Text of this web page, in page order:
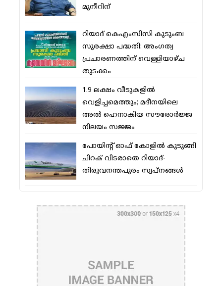
മുനീറിന്
റിയാദ് കെഎംസിസി കുടുംബ
സുരക്ഷാ പദ്ധതി: അംഗത്വ
പ്രചാരണത്തിന് വെള്ളിയാഴ്ച
തുടക്കം
1.9 ലക്ഷം വീടുകളില്‍
വെളിച്ചമെത്തും; മദീനയിലെ
അല്‍ ഹെനാകിയ സൗരോര്‍ജ്ജ
നിലയം സജ്ജം
പോയിന്റ് ഓഫ് കോളില്‍ കുടുങ്ങി
ചിറക് വിടരാതെ റിയാദ്-
തിരുവനന്തപുരം സ്വപ്നങ്ങള്‍